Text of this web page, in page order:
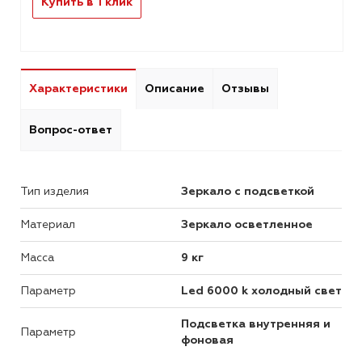
Характеристики Описание Отзывы
Вопрос-ответ
Тип изделия Зеркало с подсветкой
Материал Зеркало осветленное
Масса 9 кг
Параметр Led 6000 k холодный свет
Параметр
Подсветка внутренняя и
фоновая